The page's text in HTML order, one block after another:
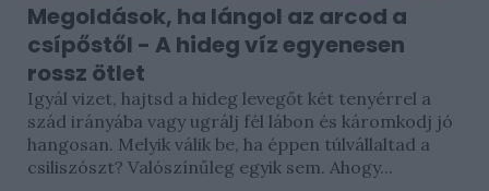
Megoldások, ha lángol az arcod a
csípőstől - A hideg víz egyenesen
rossz ötlet
Igyál vizet, hajtsd a hideg levegőt két tenyérrel a
szád irányába vagy ugrálj fél lábon és káromkodj jó
hangosan. Melyik válik be, ha éppen túlvállaltad a
csiliszószt? Valószínűleg egyik sem. Ahogy...